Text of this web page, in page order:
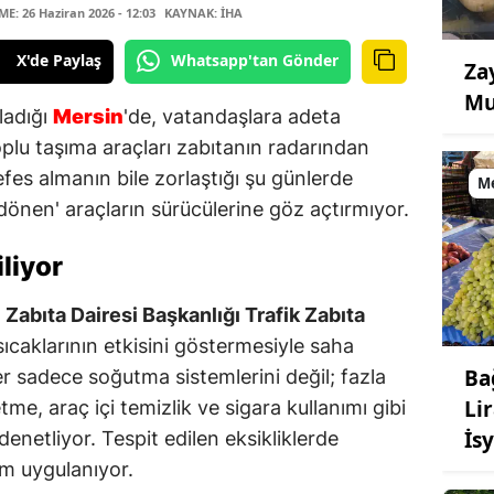
26 Haziran 2026 - 12:03 KAYNAK: İHA
X'de Paylaş Whatsapp'tan Gönder
Mersin'de, vatandaşlara adeta
taşıma araçları zabıtanın radarından
almanın bile zorlaştığı şu günlerde
araçların sürücülerine göz açtırmıyor.
Dairesi Başkanlığı Trafik Zabıta
etkisini göstermesiyle saha
sadece soğutma sistemlerini değil; fazla
araç içi temizlik ve sigara kullanımı gibi
Tespit edilen eksikliklerde
uygulanıyor.